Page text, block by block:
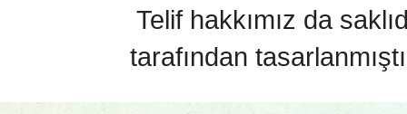
Telif hakkımız da
tarafından